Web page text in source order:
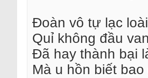
Đoàn vô tự lạc
Quỉ không đầu
Đã hay thành bại
Mà u hồn biết